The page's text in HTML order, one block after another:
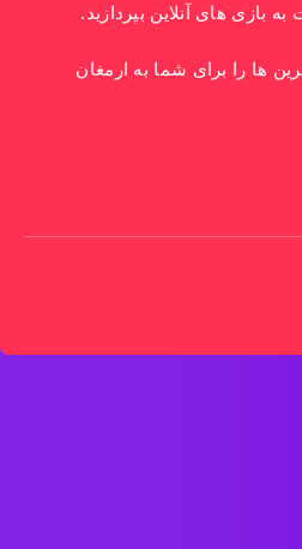
به بازی های آنلاین بپردازید.
ها را برای شما به ارمغان